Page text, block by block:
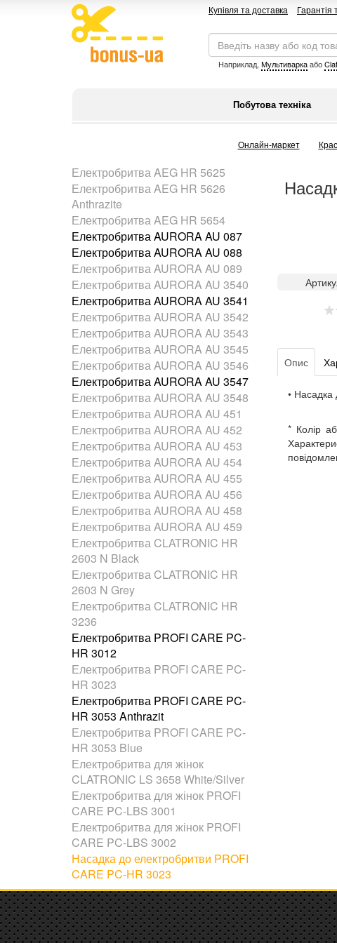
Купівля та доставка Гарантія
Наприклад, Мультиваркаабо
Побутова техніка
Онлайн-маркет
Електробритва AEG HR 5625
Електробритва AEG HR 5626
Anthrazite
Електробритва AEG HR 5654
Електробритва AURORA AU 087
Електробритва AURORA AU 088
Електробритва AURORA AU 089
Електробритва AURORA AU 3540
Електробритва AURORA AU 3541
Електробритва AURORA AU 3542
Електробритва AURORA AU 3543
Електробритва AURORA AU 3545
Електробритва AURORA AU 3546
Електробритва AURORA AU 3547
Електробритва AURORA AU 3548
Електробритва AURORA AU 451
Електробритва AURORA AU 452
Електробритва AURORA AU 453
Електробритва AURORA AU 454
Електробритва AURORA AU 455
Електробритва AURORA AU 456
Електробритва AURORA AU 458
Електробритва AURORA AU 459
Електробритва CLATRONIC HR
2603 N Black
Електробритва CLATRONIC HR
2603 N Grey
Електробритва CLATRONIC HR
3236
Електробритва PROFI CARE PC-
HR 3012
Електробритва PROFI CARE PC-
HR 3023
Електробритва PROFI CARE PC-
HR 3053 Anthrazit
Електробритва PROFI CARE PC-
HR 3053 Blue
Електробритва для жінок
CLATRONIC LS 3658 White/Silver
Електробритва для жінок PROFI
CARE PC-LBS 3001
Електробритва для жінок PROFI
CARE PC-LBS 3002
Насадка до електробритви PROFI
CARE PC-HR 3023
Опис
• Насадка
* Колір